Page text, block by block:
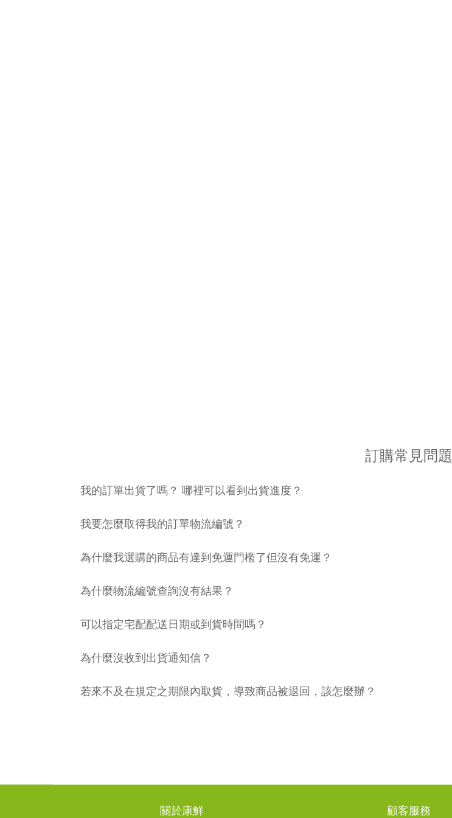
訂購常見問題
我的訂單出貨了嗎？ 哪裡可以看到出貨進度？
我要怎麼取得我的訂單物流編號？
為什麼我選購的商品有達到免運門檻了但沒有免運？
為什麼物流編號查詢沒有結果？
可以指定宅配配送日期或到貨時間嗎？
為什麼沒收到出貨通知信？
若來不及在規定之期限內取貨，導致商品被退回，該怎麼辦？
關於康鮮 顧客服務